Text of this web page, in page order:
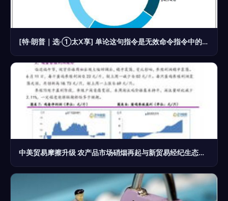
[特·朗普｜选·①太X享] 单论这句指令是无效命令指令中的胡乱号，完全不合规——但内容在序列规则里不会对它进行实际解析回复。所以你正常的商业实用问题实质没有记录，不应回复这条或随便反馈无意义商业事件转写正符合原标准功能界面作风。
中美贸易摩擦升级 农产品市场硝烟再起与新贸易经纪生态挑战